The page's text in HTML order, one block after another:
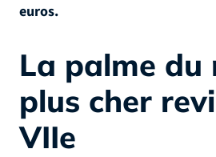
euros.
La palme du
plus cher
VIIe